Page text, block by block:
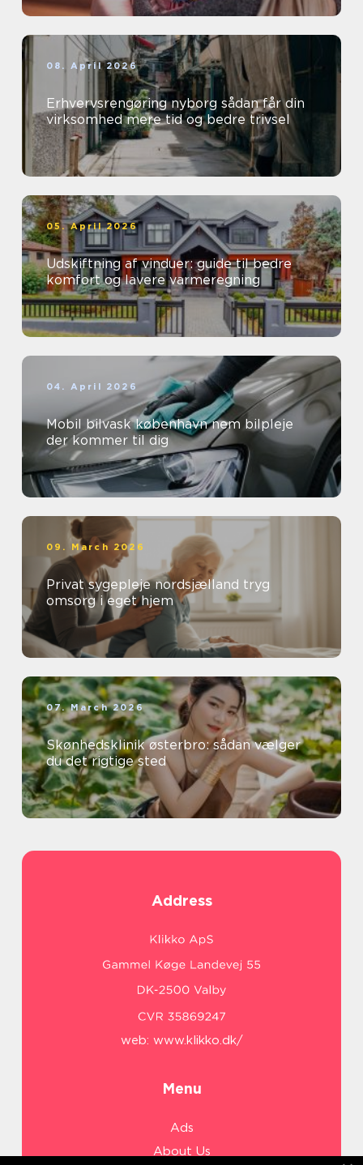
08. April 2026
Erhvervsrengøring nyborg sådan får din
virksomhed mere tid og bedre trivsel
05. April 2026
Udskiftning af vinduer: guide til bedre
komfort og lavere varmeregning
04. April 2026
Mobil bilvask københavn nem bilpleje
der kommer til dig
09. March 2026
Privat sygepleje nordsjælland tryg
omsorg i eget hjem
07. March 2026
Skønhedsklinik østerbro: sådan vælger
du det rigtige sted
Address
web: www.klikko.dk/
Menu
Ads
About Us